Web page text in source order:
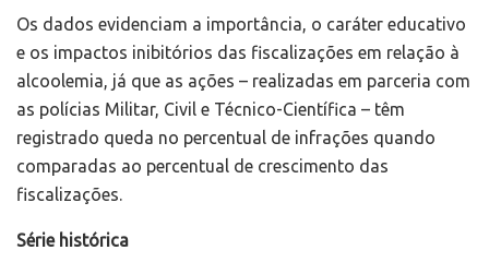
Os dados evidenciam a importância, o caráter educativo
e os impactos inibitórios das fiscalizações em relação à
alcoolemia, já que as ações – realizadas em parceria com
as polícias Militar, Civil e Técnico-Científica – têm
registrado queda no percentual de infrações quando
comparadas ao percentual de crescimento das
fiscalizações.
Série histórica